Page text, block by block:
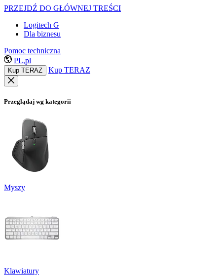
PRZEJDŹ DO GŁÓWNEJ TREŚCI
Logitech G
Dla biznesu
Pomoc techniczna
PL,pl
Kup TERAZ Kup TERAZ
Przeglądaj wg kategorii
Myszy
Klawiatury